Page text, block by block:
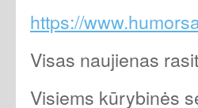
https://
Visas naujienas
Visiems kūrybinės